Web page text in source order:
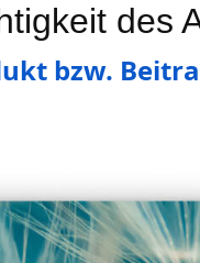
des
bzw.